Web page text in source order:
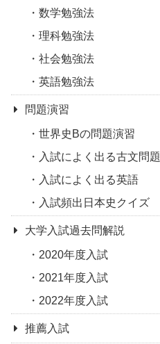
数学勉強法
理科勉強法
社会勉強法
英語勉強法
問題演習
世界史Bの問題演習
入試によく出る古文問題
入試によく出る英語
入試頻出日本史クイズ
大学入試過去問解説
2020年度入試
2021年度入試
2022年度入試
推薦入試